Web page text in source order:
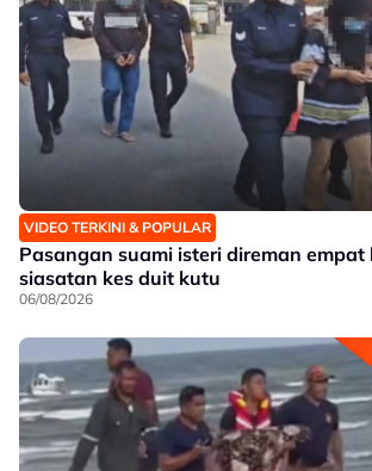
VIDEO TERKINI & POPULAR
Pasangan suami isteri direman
siasatan kes duit kutu
06/08/2026